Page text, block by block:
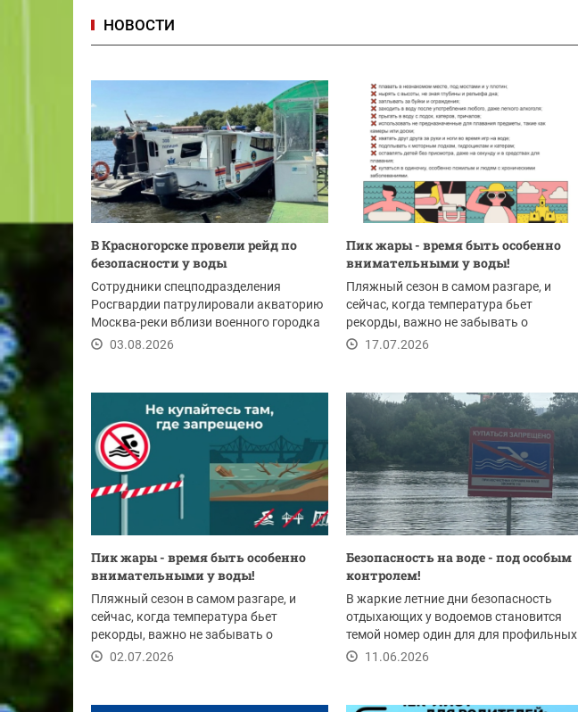
НОВОСТИ
В Красногорске провели рейд по
безопасности у воды
Сотрудники спецподразделения
Росгвардии патрулировали акваторию
Москва-реки вблизи военного городка
Павшино....
03.08.2026
Пик жары - время быть особенно
внимательными у воды!
Пляжный сезон в самом разгаре, и
сейчас, когда температура бьет
рекорды, важно не забывать о
безопасности. Отдых у...
17.07.2026
Пик жары - время быть особенно
внимательными у воды!
Пляжный сезон в самом разгаре, и
сейчас, когда температура бьет
рекорды, важно не забывать о
безопасности. Отдых у...
02.07.2026
Безопасность на воде - под особым
контролем!
В жаркие летние дни безопасность
отдыхающих у водоемов становится
темой номер один для для профильных
ведомств. В...
11.06.2026